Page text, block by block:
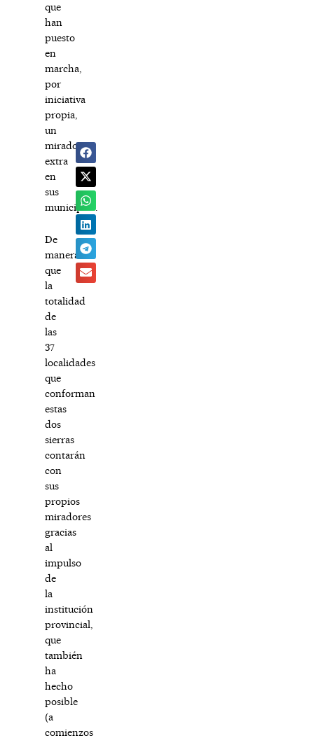
que
han
puesto
en
marcha,
por
iniciativa
propia,
un
mirador
extra
en
sus
municipios.
De
manera
que
la
totalidad
de
las
37
localidades
que
conforman
estas
dos
sierras
contarán
con
sus
propios
miradores
gracias
al
impulso
de
la
institución
provincial,
que
también
ha
hecho
posible
(a
comienzos